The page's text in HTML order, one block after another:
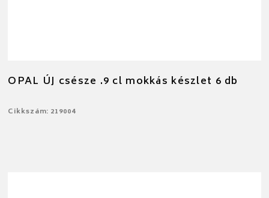
OPAL ÚJ csésze .9 cl mokkás készlet 6 db
Cikkszám: 219004